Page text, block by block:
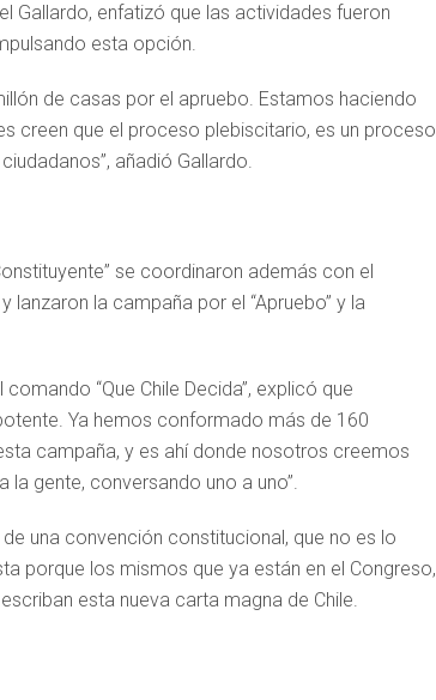
Gallardo, enfatizó que las actividades fueron
esta opción.
de casas por el apruebo. Estamos haciendo
creen que el proceso plebiscitario, es un proceso
añadió Gallardo.
se coordinaron además con el
lanzaron la campaña por el “Apruebo” y la
“Que Chile Decida”, explicó que
Ya hemos conformado más de 160
campaña, y es ahí donde nosotros creemos
la gente, conversando uno a uno”.
una convención constitucional, que no es lo
porque los mismos que ya están en el Congreso,
esta nueva carta magna de Chile.